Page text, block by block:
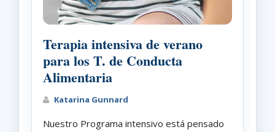
Terapia intensiva de verano
para los T. de Conducta
Alimentaria
Katarina Gunnard
Nuestro Programa intensivo está pensado